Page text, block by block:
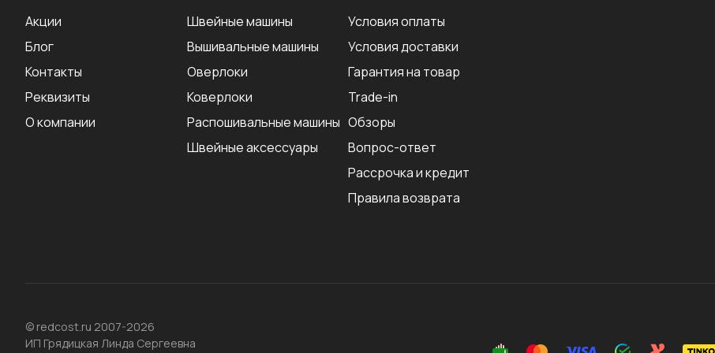
Акции
Блог
Контакты
Реквизиты
О компании
Швейные машины
Вышивальные машины
Оверлоки
Коверлоки
Распошивальные машины
Швейные аксеcсуары
Условия оплаты
Условия доставки
Гарантия на товар
Trade-in
Обзоры
Вопрос-ответ
Рассрочка и кредит
Правила возврата
© redcost.ru 2007-2026
ИП Грядицкая Линда Сергеевна